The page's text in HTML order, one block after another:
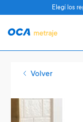
Volver
Elegí los